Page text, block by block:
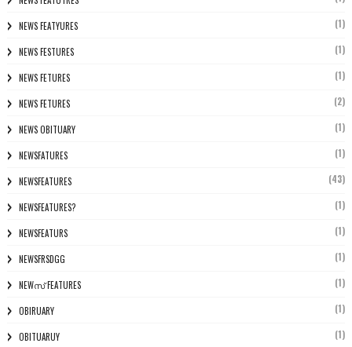
NEWS FEATYURES (1)
NEWS FESTURES (1)
NEWS FETURES (1)
NEWS FETURES (2)
NEWS OBITUARY (1)
NEWSFATURES (1)
NEWSFEATURES (43)
NEWSFEATURES? (1)
NEWSFEATURS (1)
NEWSFRSDGG (1)
NEWസ് FEATURES (1)
OBIRUARY (1)
OBITUARUY (1)